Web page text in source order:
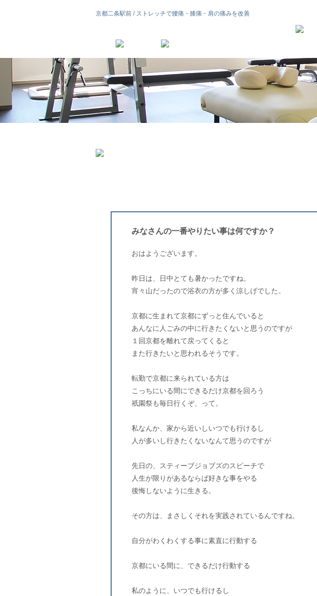
京都二条駅前 / ストレッチで腰痛・膝痛・肩の痛みを改善
みなさんの一番やりたい事は何ですか？
おはようございます。
昨日は、日中とても暑かったですね。
宵々山だったので浴衣の方が多く涼しげでした。
京都に生まれて京都にずっと住んでいると
あんなに人ごみの中に行きたくないと思うのですが
１回京都を離れて戻ってくると
また行きたいと思われるそうです。
転勤で京都に来られている方は
こっちにいる間にできるだけ京都を回ろう
祇園祭も毎日行くぞ、って。
私なんか、家から近いしいつでも行けるし
人が多いし行きたくないなんて思うのですが
先日の、スティーブジョブズのスピーチで
人生が限りがあるならば好きな事をやる
後悔しないように生きる。
その方は、まさしくそれを実践されているんですね。
自分がわくわくする事に素直に行動する
京都にいる間に、できるだけ行動する
私のように、いつでも行けるし